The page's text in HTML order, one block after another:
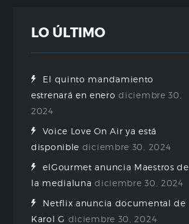
LO ÚLTIMO
El quinto mandamiento
estrenará en enero diciembre 30,
2024
Voice Love On Air ya está
disponible diciembre 30, 2024
elGourmet anuncia Maestros de
la medialuna diciembre 30, 2024
Netflix anuncia documental de
Karol G diciembre 30, 2024